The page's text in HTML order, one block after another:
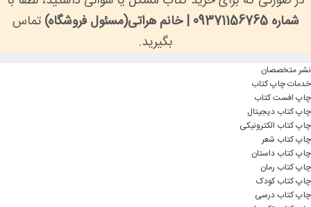
شماره 09371156765 | خانم هراتی(مسئول فروشگاه)
تماس
بگیرید.
نشر متخصصان
خدمات چاپ کتاب
چاپ افست کتاب
چاپ کتاب دیجیتال
چاپ کتاب الکترونیکی
چاپ کتاب شعر
چاپ کتاب داستان
چاپ کتاب رمان
چاپ کتاب کودک
چاپ کتاب درسی